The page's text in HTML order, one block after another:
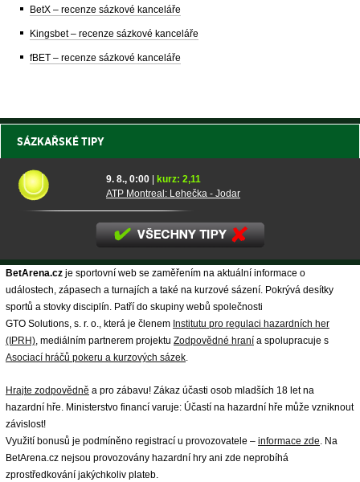
BetX – recenze sázkové kanceláře
Kingsbet – recenze sázkové kanceláře
fBET – recenze sázkové kanceláře
SÁZKAŘSKÉ TIPY
9. 8., 0:00
kurz: 2,11
ATP Montreal: Lehečka - Jodar
BetArena.cz je sportovní web se zaměřením na aktuální informace o
událostech, zápasech a turnajích a také na kurzové sázení. Pokrývá desítky
sportů a stovky disciplín. Patří do skupiny webů společnosti
GTO Solutions, s. r. o., která je členem Institutu pro regulaci hazardních her
(IPRH), mediálním partnerem projektu Zodpovědné hraní a spolupracuje s
Asociací hráčů pokeru a kurzových sázek.
Hrajte zodpovědně a pro zábavu! Zákaz účasti osob mladších 18 let na
hazardní hře. Ministerstvo financí varuje: Účastí na hazardní hře může vzniknout
závislost!
Využití bonusů je podmíněno registrací u provozovatele – informace zde. Na
BetArena.cz nejsou provozovány hazardní hry ani zde neprobíhá
zprostředkování jakýchkoliv plateb.